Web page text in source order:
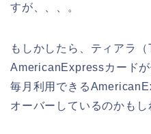
すが、、、。
もしかしたら、ティアラ
AmericanExpressカードが
毎月利用できる
オーバーしているのかもし